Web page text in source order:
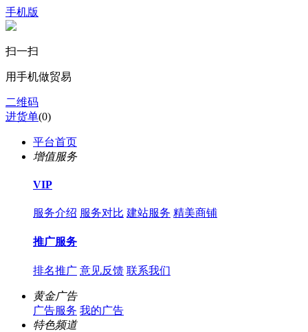
手机版
扫一扫
用手机做贸易
二维码
进货单(0)
平台首页
增值服务
VIP
服务介绍 服务对比 建站服务 精美商铺
推广服务
排名推广 意见反馈 联系我们
黄金广告
广告服务 我的广告
特色频道